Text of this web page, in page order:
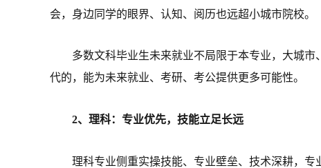
会，身边同学的眼界、认知、阅历也远超小城市院校。
多数文科毕业生未来就业不局限于本专业，大城
代的，能为未来就业、考研、考公提供更多可能性。
2、理科：专业优先，技能立足长远
理科专业侧重实操技能、专业壁垒、技术深耕，